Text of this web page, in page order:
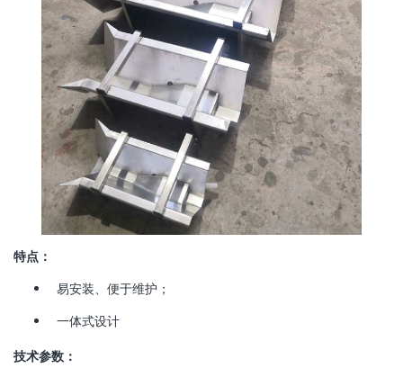
特点：
易安装、便于维护；
一体式设计
技术参数：